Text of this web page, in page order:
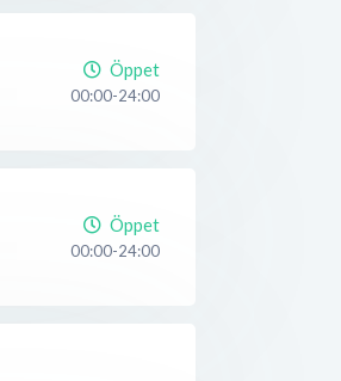
Öppet
00:00-24:00
Öppet
00:00-24:00